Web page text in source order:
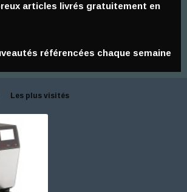
articles livrés gratuitement en
référencées chaque semaine
Les plus visités